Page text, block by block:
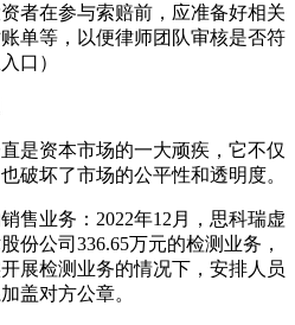
者在参与索赔前，应准备好相关
单等，以便律师团队审核是否符
口）
资本市场的一大顽疾，它不仅
破坏了市场的公平性和透明度。
业务：2022年12月，思科瑞虚
份公司336.65万元的检测业务，
展检测业务的情况下，安排人员
盖对方公章。